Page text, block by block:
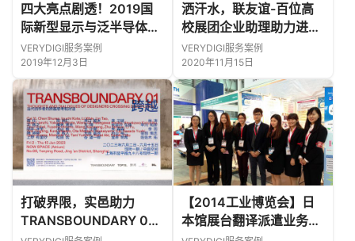
四大亮点剧透！2019国
际新型显示与泛半导体发
展大会即将举行
VERYDIGI服务案例
2019年12月3日
洒汗水，联友谊-百位高
校展团企业助理助力进博
会日本馆！
VERYDIGI服务案例
2020年11月15日
打破界限，实邑助力
TRANSBOUNDARY 01
【2014工业博览会】日
本馆展台翻译派遣业务